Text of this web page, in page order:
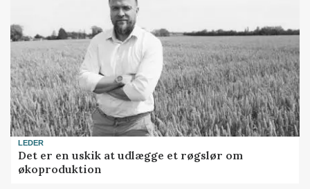
LEDER
Det er en uskik at udlægge et røgslør om
økoproduktion